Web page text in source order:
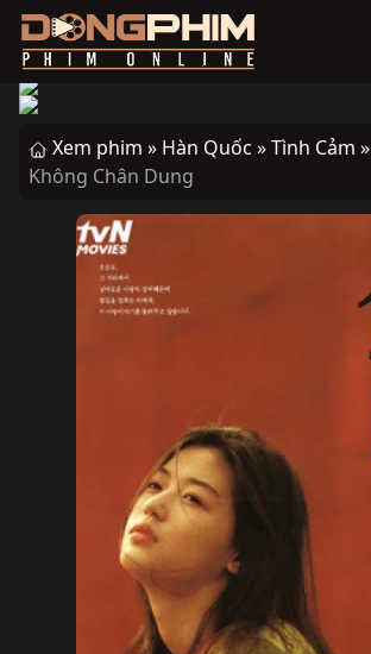
Xem phim » Hàn Quốc »Tình Cảm »
Không Chân Dung